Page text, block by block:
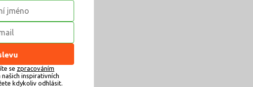
se zpracováním
našich inspirativních
kdykoliv odhlásit.